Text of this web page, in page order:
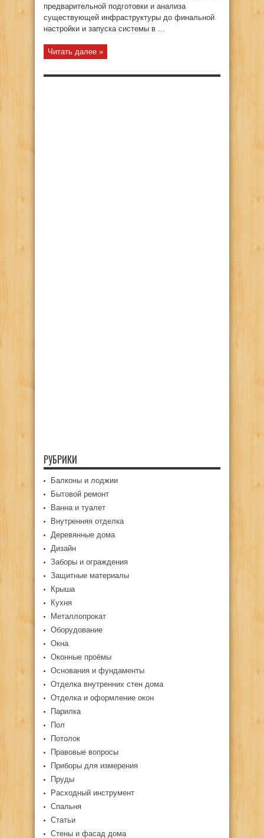
предварительной подготовки и анализа
существующей инфраструктуры до финальной
настройки и запуска системы в ...
Читать далее »
РУБРИКИ
Балконы и лоджии
Бытовой ремонт
Ванна и туалет
Внутренняя отделка
Деревянные дома
Дизайн
Заборы и ограждения
Защитные материалы
Крыша
Кухня
Металлопрокат
Оборудование
Окна
Оконные проёмы
Основания и фундаменты
Отделка внутренних стен дома
Отделка и оформление окон
Парилка
Пол
Потолок
Правовые вопросы
Приборы для измерения
Пруды
Расходный инструмент
Спальня
Статьи
Стены и фасад дома